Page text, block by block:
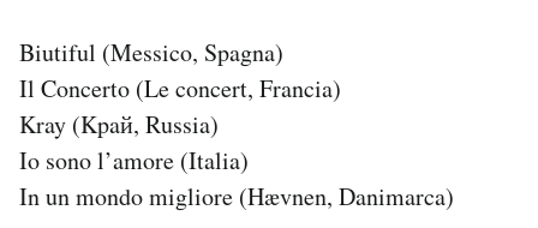
Biutiful (Messico, Spagna)
Il Concerto (Le concert, Francia)
Kray (Kpaй, Russia)
Io sono l’amore (Italia)
In un mondo migliore (Hævnen, Danimarca)